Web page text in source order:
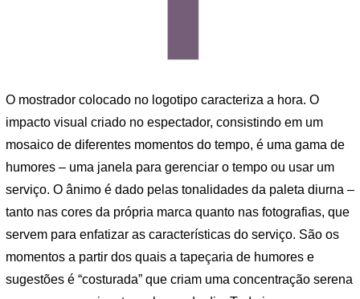
O mostrador colocado no logotipo caracteriza a hora. O
impacto visual criado no espectador, consistindo em um
mosaico de diferentes momentos do tempo, é uma gama de
humores – uma janela para gerenciar o tempo ou usar um
serviço. O ânimo é dado pelas tonalidades da paleta diurna –
tanto nas cores da própria marca quanto nas fotografias, que
servem para enfatizar as características do serviço. São os
momentos a partir dos quais a tapeçaria de humores e
sugestões é “costurada” que criam uma concentração serena